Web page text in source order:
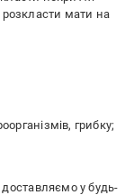
мати на
грибку;
у будь-